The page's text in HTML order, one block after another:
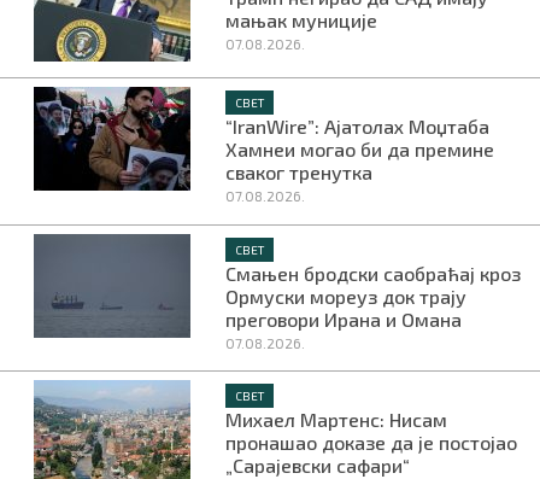
мањак муниције
07.08.2026.
СВЕТ
“IranWire”: Ајатолах Моџтаба
Хамнеи могао би да премине
сваког тренутка
07.08.2026.
СВЕТ
Смањен бродски саобраћај кроз
Ормуски мореуз док трају
преговори Ирана и Омана
07.08.2026.
СВЕТ
Михаел Мартенс: Нисам
пронашао доказе да је постојао
„Сарајевски сафари“